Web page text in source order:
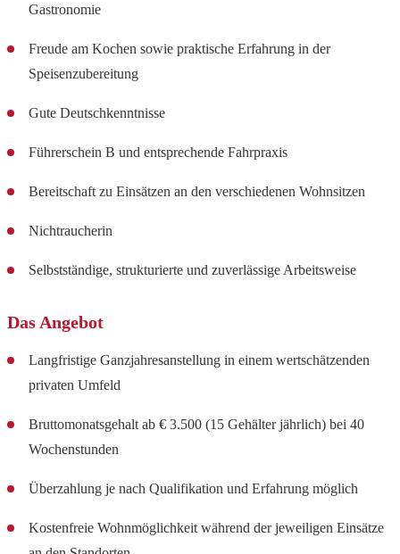
Gastronomie
Freude am Kochen sowie praktische Erfahrung in der
Speisenzubereitung
Gute Deutschkenntnisse
Führerschein B und entsprechende Fahrpraxis
Bereitschaft zu Einsätzen an den verschiedenen Wohnsitzen
Nichtraucherin
Selbstständige, strukturierte und zuverlässige Arbeitsweise
Das Angebot
Langfristige Ganzjahresanstellung in einem wertschätzenden
privaten Umfeld
Bruttomonatsgehalt ab € 3.500 (15 Gehälter jährlich) bei 40
Wochenstunden
Überzahlung je nach Qualifikation und Erfahrung möglich
Kostenfreie Wohnmöglichkeit während der jeweiligen Einsätze